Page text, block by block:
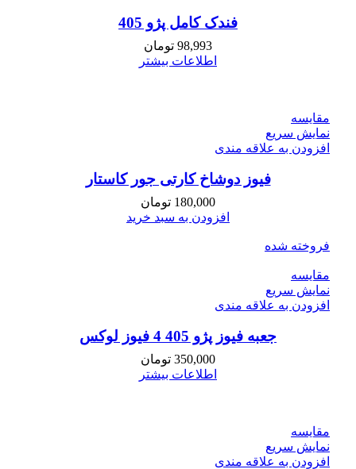
فندک کامل پژو 405
98,993 تومان
اطلاعات بیشتر
مقايسه
نمایش سریع
افزودن به علاقه مندی
فیوز دوشاخ کارتی جور کاستار
180,000 تومان
افزودن به سبد خرید
فروخته شده
مقايسه
نمایش سریع
افزودن به علاقه مندی
جعبه فیوز پژو 405 4 فیوز لوکس
350,000 تومان
اطلاعات بیشتر
مقايسه
نمایش سریع
افزودن به علاقه مندی